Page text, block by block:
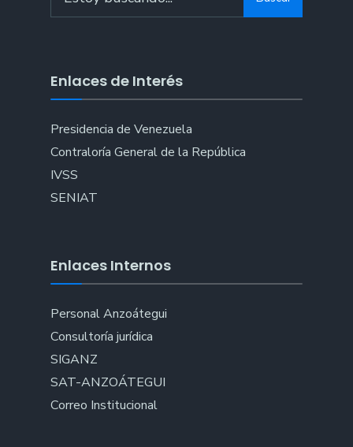
for:
Enlaces de Interés
Presidencia de Venezuela
Contraloría General de la República
IVSS
SENIAT
Enlaces Internos
Personal Anzoátegui
Consultoría jurídica
SIGANZ
SAT-ANZOÁTEGUI
Correo Institucional